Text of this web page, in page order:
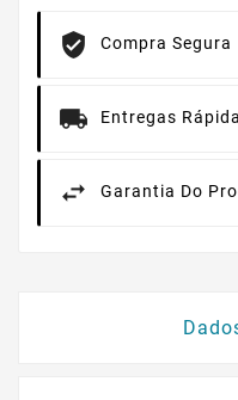
Compra Segura
Entregas
Garantia Do